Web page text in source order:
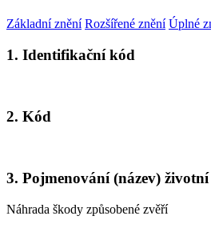
Základní znění Rozšířené znění Úplné
1. Identifikační kód
2. Kód
3. Pojmenování (název) životní
Náhrada škody způsobené zvěří